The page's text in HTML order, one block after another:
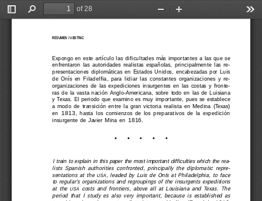
Toggle
Find
of 28
Zoom
Expongo  en  este  artículo  las  dificultades  más  importantes  a  las  que  se
enfrentaron  las  autoridades  realistas  españolas,  principalmente  las  re-
presentaciones  diplomáticas  en  Estados  Unidos,  encabezadas  por  Luis
de  Onís  en  Filadelfia,  para  lidiar  las  constantes  organizaciones  y  re-
organizaciones  de  las  expediciones  insurgentes  en  las  costas  y  fronte-
ras  de  la  vasta  nación  Anglo-Americana,  sobre  todo  en  las  de  Luisiana
y  Texas.  El  periodo  que  examino  es  muy  importante,  pues  se  establece
a  modo  de  transición  entre  la  gran  victoria  realista  en  Medina  (Texas)
en  1813,  hasta  los  comienzos  de  los  preparativos  de  la  expedición
insurgente  de  Javier  Mina  en  1816.
I train to explain in this paper the most important difficulties which the rea-
lists  Spanish  authorities  confronted,  principally  the  diplomatic  repre-
sentations  at  the USA ,  leaded  by  Luis  de  Onís  at  Philadelphia,  to  face
to regular’s organizations and regroupings of the insurgents expeditions
at  the USA
  costs  and  frontiers,  above  all  at  Louisiana  and  Texas.  The
period  that  I  study  es  also  very  important,  because  is  established  as
•     •     •     •     •
RESUMEN / ABSTRAC